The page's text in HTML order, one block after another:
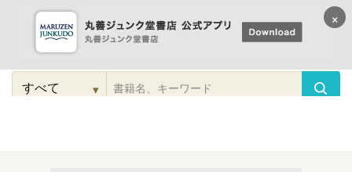
コンテンツに
進む
検
▾
×